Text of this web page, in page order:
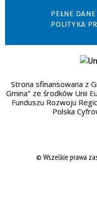
PEŁNE
POLITYKA
Strona sfinansowana z
Gmina" ze środków Unii
Funduszu Rozwoju
Polska
© Wszelkie prawa